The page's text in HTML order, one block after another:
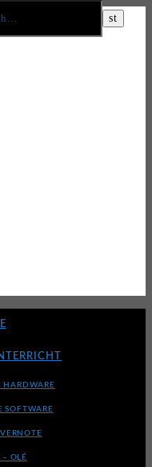
HARDWARE
SOFTWARE
– OLÉ